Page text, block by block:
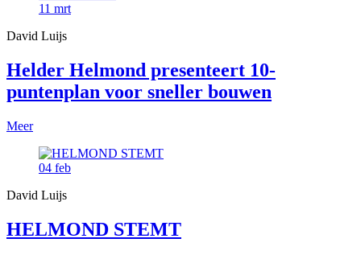
11 mrt
David Luijs
Helder Helmond presenteert 10-
puntenplan voor sneller bouwen
Meer
04 feb
David Luijs
HELMOND STEMT